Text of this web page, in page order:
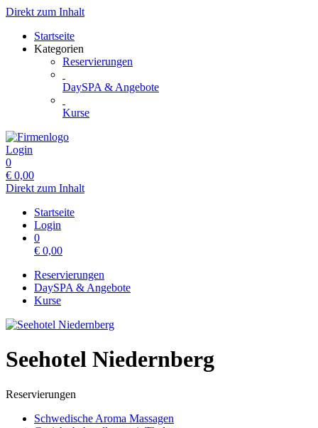
Direkt zum Inhalt
Startseite
Kategorien
Reservierungen
DaySPA & Angebote
Kurse
Login
0
€ 0,00
Direkt zum Inhalt
Startseite
Login
0
€ 0,00
Reservierungen
DaySPA & Angebote
Kurse
Seehotel Niedernberg
Reservierungen
Schwedische Aroma Massagen